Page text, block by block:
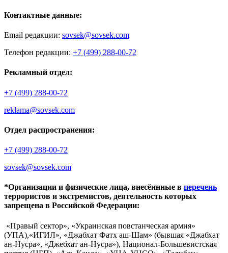
Контактные данные:
Email редакции: sovsek@sovsek.com
Телефон редакции: +7 (499) 288-00-72
Рекламный отдел:
+7 (499) 288-00-72
reklama@sovsek.com
Отдел распространения:
+7 (499) 288-00-72
sovsek@sovsek.com
*Организации и физические лица, внесённные в перечень
террористов и экстремистов, деятельность которых
запрещена в Российской Федерации:
«Правый сектор», «Украинская повстанческая армия»
(УПА),«ИГИЛ», «Джабхат Фатх аш-Шам» (бывшая «Джабхат
ан-Нусра», «Джебхат ан-Нусра»), Национал-Большевистская